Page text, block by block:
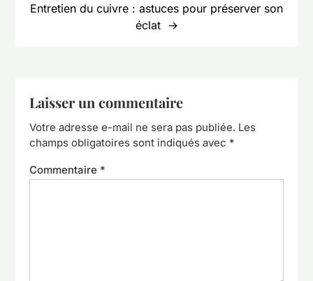
Entretien du cuivre : astuces pour préserver son
éclat
Laisser un commentaire
Votre adresse e-mail ne sera pas publiée. Les
champs obligatoires sont indiqués avec *
Commentaire *